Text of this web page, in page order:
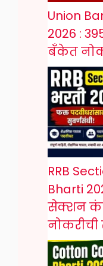
Union
2026 :
बँकेत
RRB
Bharti
सेक्शन
नोकरीची